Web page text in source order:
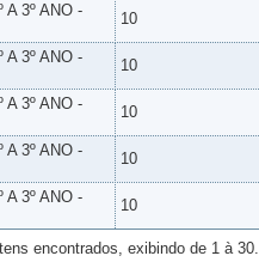
A 3º ANO -
10
A 3º ANO -
10
A 3º ANO -
10
A 3º ANO -
10
A 3º ANO -
10
encontrados, exibindo de 1 à 30.